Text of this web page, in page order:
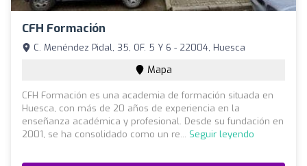
CFH Formación
C. Menéndez Pidal, 35, OF. 5 Y 6 - 22004, Huesca
Mapa
CFH Formación es una academia de formación situada en
Huesca, con más de 20 años de experiencia en la
enseñanza académica y profesional. Desde su fundación en
2001, se ha consolidado como un re... Seguir leyendo